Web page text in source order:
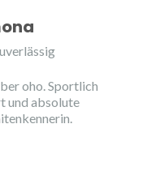
oho. Sportlich
und absolute